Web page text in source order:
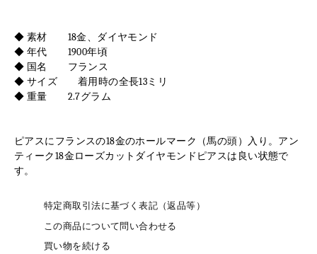
◆ 素材 18金、ダイヤモンド
◆ 年代 1900年頃
◆ 国名 フランス
◆ サイズ 着用時の全長13ミリ
◆ 重量 2.7グラム
ピアスにフランスの18金のホールマーク（馬の頭）入り。アン
ティーク18金ローズカットダイヤモンドピアスは良い状態で
す。
特定商取引法に基づく表記（返品等）
この商品について問い合わせる
買い物を続ける